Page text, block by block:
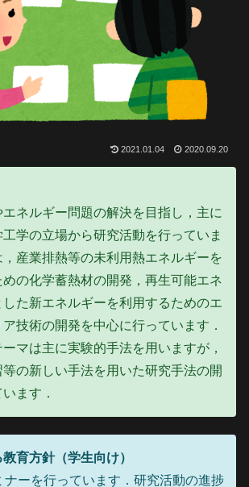
2021.01.04 2020.09.20
ネルギー問題の解決を目指し，主に
学の立場から研究活動を行っていま
産業排熱等の未利用熱エネルギーを
の化学蓄熱材の開発，再生可能エネ
た新エネルギーを利用するためのエ
技術の開発を中心に行っています．
マは主に実験的手法を用いますが，
の新しい手法を用いた研究手法の開
ます．
育方針（学生向け）
ナーを行っています．研究活動の進捗